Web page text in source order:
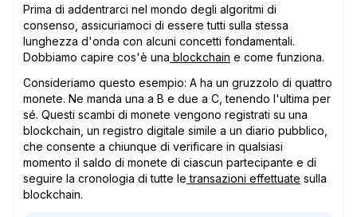
Prima di addentrarci nel mondo degli algoritmi di
consenso, assicuriamoci di essere tutti sulla stessa
lunghezza d'onda con alcuni concetti fondamentali.
Dobbiamo capire cos'è una blockchain e come funziona.
Consideriamo questo esempio: A ha un gruzzolo di quattro
monete. Ne manda una a B e due a C, tenendo l'ultima per
sé. Questi scambi di monete vengono registrati su una
blockchain, un registro digitale simile a un diario pubblico,
che consente a chiunque di verificare in qualsiasi
momento il saldo di monete di ciascun partecipante e di
seguire la cronologia di tutte le transazioni effettuate sulla
blockchain.